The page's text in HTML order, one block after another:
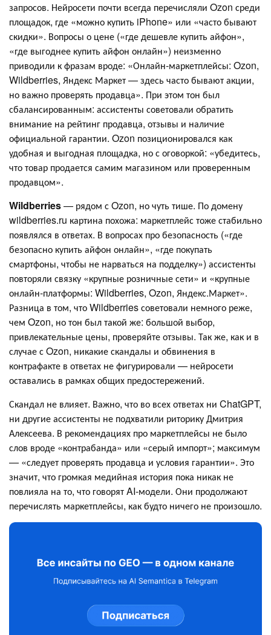
запросов. Нейросети почти всегда перечисляли Ozon среди
площадок, где «можно купить iPhone» или «часто бывают
скидки». Вопросы о цене («где дешевле купить айфон»,
«где выгоднее купить айфон онлайн») неизменно
приводили к фразам вроде: «Онлайн‑маркетплейсы: Ozon,
Wildberries, Яндекс Маркет — здесь часто бывают акции,
но важно проверять продавца». При этом тон был
сбалансированным: ассистенты советовали обратить
внимание на рейтинг продавца, отзывы и наличие
официальной гарантии. Ozon позиционировался как
удобная и выгодная площадка, но с оговоркой: «убедитесь,
что товар продается самим магазином или проверенным
продавцом».
Wildberries— рядом с Ozon, но чуть тише. По домену
wildberries.ru картина похожа: маркетплейс тоже стабильно
появлялся в ответах. В вопросах про безопасность («где
безопасно купить айфон онлайн», «где покупать
смартфоны, чтобы не нарваться на подделку») ассистенты
повторяли связку «крупные розничные сети» и «крупные
онлайн‑платформы: Wildberries, Ozon, Яндекс.Маркет».
Разница в том, что Wildberries советовали немного реже,
чем Ozon, но тон был такой же: большой выбор,
привлекательные цены, проверяйте отзывы. Так же, как и в
случае с Ozon, никакие скандалы и обвинения в
контрафакте в ответах не фигурировали — нейросети
оставались в рамках общих предостережений.
Скандал не влияет. Важно, что во всех ответах ни ChatGPT,
ни другие ассистенты не подхватили риторику Дмитрия
Алексеева. В рекомендациях про маркетплейсы не было
слов вроде «контрабанда» или «серый импорт»; максимум
— «следует проверять продавца и условия гарантии». Это
значит, что громкая медийная история пока никак не
повлияла на то, что говорят AI-модели. Они продолжают
перечислять маркетплейсы, как будто ничего не произошло.